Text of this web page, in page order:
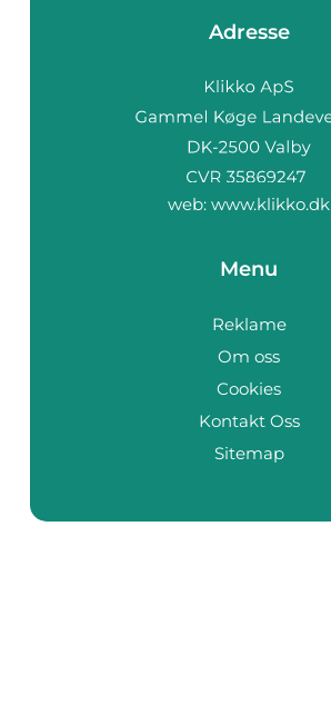
Adresse
web: www.klikko.dk
Menu
Reklame
Om oss
Cookies
Kontakt Oss
Sitemap